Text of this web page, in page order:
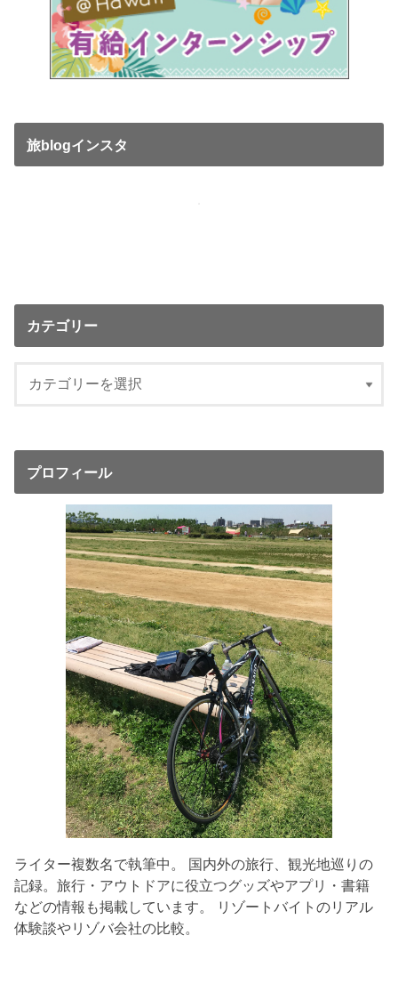
旅blogインスタ
カテゴリー
プロフィール
ライター複数名で執筆中。 国内外の旅行、観光地巡りの
記録。旅行・アウトドアに役立つグッズやアプリ・書籍
などの情報も掲載しています。 リゾートバイトのリアル
体験談やリゾバ会社の比較。